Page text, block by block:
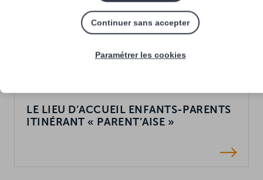
LE LIEU D’ACCUEIL ENFANTS-PARENTS
ITINÉRANT « PARENT’AISE »
Continuer sans accepter
Paramétrer les cookies